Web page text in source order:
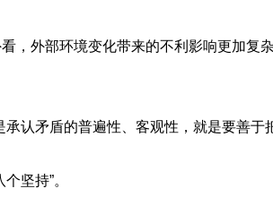
外部环境变化带来的不利影响更加复
矛盾的普遍性、客观性，就是要善于
坚持”。